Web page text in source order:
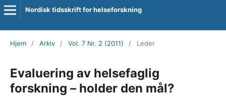
Nordisk tidsskrift for helseforskning
Hjem / Arkiv / Vol. 7 Nr. 2 (2011) / Leder
Evaluering av helsefaglig
forskning – holder den mål?